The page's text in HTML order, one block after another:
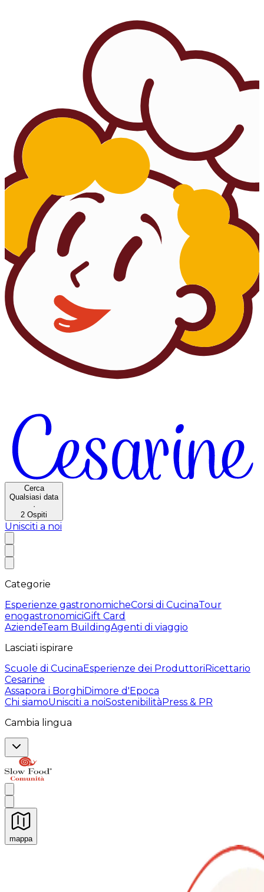
Cerca
Qualsiasi data
·
2 Ospiti
Unisciti a noi
Categorie
Esperienze gastronomicheCorsi di CucinaTour
enogastronomiciGift Card
AziendeTeam BuildingAgenti di viaggio
Lasciati ispirare
Scuole di CucinaEsperienze dei ProduttoriRicettario
Cesarine
Assapora i BorghiDimore d'Epoca
Chi siamoUnisciti a noiSostenibilitàPress & PR
Cambia lingua
mappa
Esperienze culinarie indimenticabili: Esperienze